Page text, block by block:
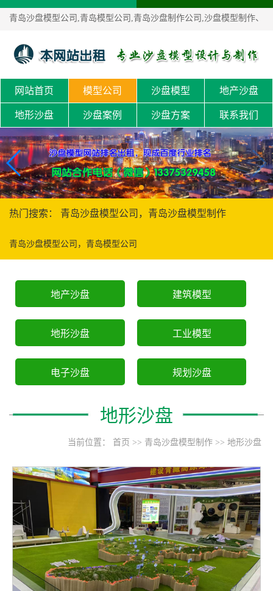
青岛沙盘模型公司,青岛模型公司,青岛沙盘制作公司,沙盘模型制作、
沙盘定制！
网站首页 模型公司 沙盘模型 地产沙盘
地形沙盘 沙盘案例 沙盘方案 联系我们
热门搜索： 青岛沙盘模型公司，青岛沙盘模型制作
青岛沙盘模型公司，青岛模型公司
地产沙盘 建筑模型
地形沙盘 工业模型
电子沙盘 规划沙盘
地形沙盘
当前位置： 首页 >> 青岛沙盘模型制作 >> 地形沙盘